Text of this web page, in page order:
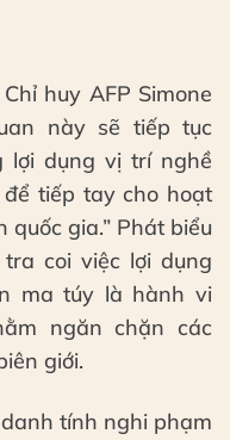
huy AFP Simone
này sẽ tiếp tục
lợi dụng vị trí nghề
tiếp tay cho hoạt
gia.” Phát biểu
coi việc lợi dụng
ma túy là hành vi
ngăn chặn các
giới.
tính nghi phạm